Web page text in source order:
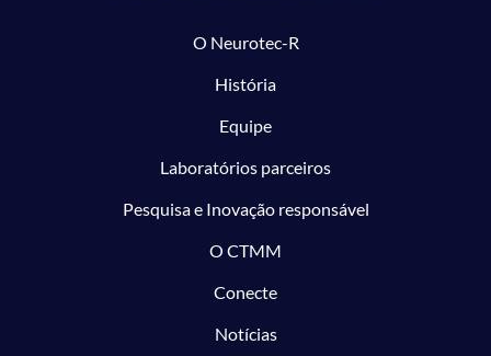
O Neurotec-R
História
Equipe
Laboratórios parceiros
Pesquisa e Inovação responsável
O CTMM
Conecte
Notícias